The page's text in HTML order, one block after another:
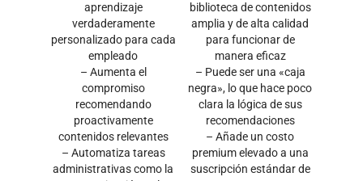
aprendizaje
verdaderamente
personalizado para cada
empleado
– Aumenta el
compromiso
recomendando
proactivamente
contenidos relevantes
– Automatiza tareas
administrativas como la
biblioteca de contenidos
amplia y de alta calidad
para funcionar de
manera eficaz
– Puede ser una «caja
negra», lo que hace poco
clara la lógica de sus
recomendaciones
– Añade un costo
premium elevado a una
suscripción estándar de